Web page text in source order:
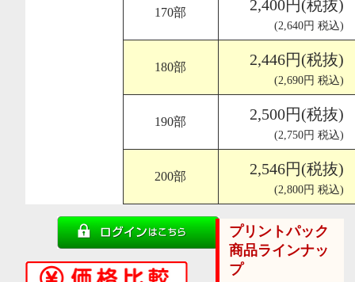
170部 2,400円(税抜)
(2,640円 税込)
180部 2,446円(税抜)
(2,690円 税込)
190部 2,500円(税抜)
(2,750円 税込)
200部 2,546円(税抜)
(2,800円 税込)
プリントパック
商品ラインナッ
プ